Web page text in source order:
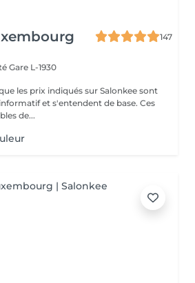
147
Gare L-1930
les prix indiqués sur Salonkee sont
et s'entendent de base. Ces
de...